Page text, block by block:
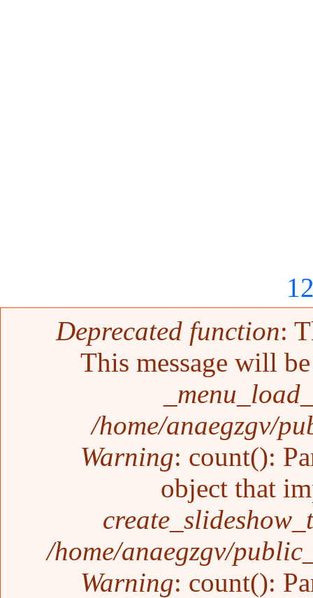
1
Mensaje de error
Deprecated function:
This message will
/home/anaegzgv/
Warning: count():
object that
/home/anaegzgv/
Warning: count():